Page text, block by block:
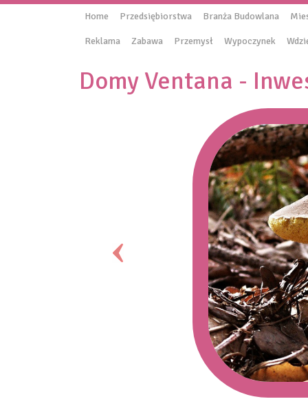
Home Przedsiębiorstwa Branża Budowlana
Reklama Zabawa Przemysł Wypoczynek
Domy Ventana -